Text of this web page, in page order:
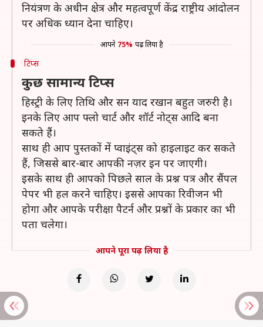
नियंत्रण के अधीन क्षेत्र और महत्वपूर्ण केंद्र राष्ट्रीय आंदोलन
पर अधिक ध्यान देना चाहिए।
आपने 75% पढ़ लिया है
टिप्स
कुछ सामान्य टिप्स
हिस्ट्री के लिए तिथि और सन याद रखान बहुत जरुरी है।
इनके लिए आप फ्लो चार्ट और शॉर्ट नोट्स आदि बना
सकते हैं।
साथ ही आप पुस्तकों में प्वाइंट्स को हाइलाइट कर सकते
हैं, जिससे बार-बार आपकी नज़र इन पर जाएगी।
इसके साथ ही आपको पिछले साल के प्रश्न पत्र और सैंपल
पेपर भी हल करने चाहिए। इससे आपका रिवीजन भी
होगा और आपके परीक्षा पैटर्न और प्रश्नों के प्रकार का भी
पता चलेगा।
आपने पूरा पढ़ लिया है